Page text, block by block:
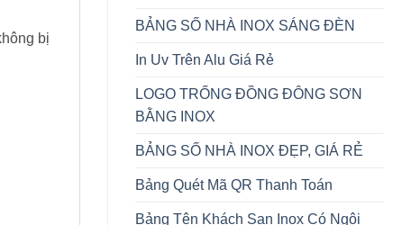
BẢNG SỐ NHÀ INOX SÁNG ĐÈN
In Uv Trên Alu Giá Rẻ
LOGO TRỐNG ĐỒNG ĐÔNG SƠN
BẰNG INOX
BẢNG SỐ NHÀ INOX ĐẸP, GIÁ RẺ
Bảng Quét Mã QR Thanh Toán
Bảng Tên Khách Sạn Inox Có Ngôi
bị